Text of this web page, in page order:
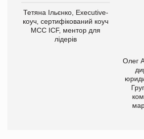
Тетяна Ільєнко, Executive-
коуч, сертифікований коуч
МСС ICF, ментор для
лідерів
Олег